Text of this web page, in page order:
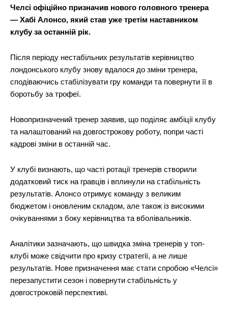
Челсі офіційно призначив нового головного тренера
— Хабі Алонсо, який став уже третім наставником
клубу за останній рік.
Після періоду нестабільних результатів керівництво
лондонського клубу знову вдалося до зміни тренера,
сподіваючись стабілізувати гру команди та повернути її в
боротьбу за трофеї.
Новопризначений тренер заявив, що поділяє амбіції клубу
та налаштований на довгострокову роботу, попри часті
кадрові зміни в останній час.
У клубі визнають, що часті ротації тренерів створили
додатковий тиск на гравців і вплинули на стабільність
результатів. Алонсо отримує команду з великим
бюджетом і оновленим складом, але також із високими
очікуваннями з боку керівництва та вболівальників.
Аналітики зазначають, що швидка зміна тренерів у топ-
клубі може свідчити про кризу стратегії, а не лише
результатів. Нове призначення має стати спробою «Челсі»
перезапустити сезон і повернути стабільність у
довгостроковій перспективі.